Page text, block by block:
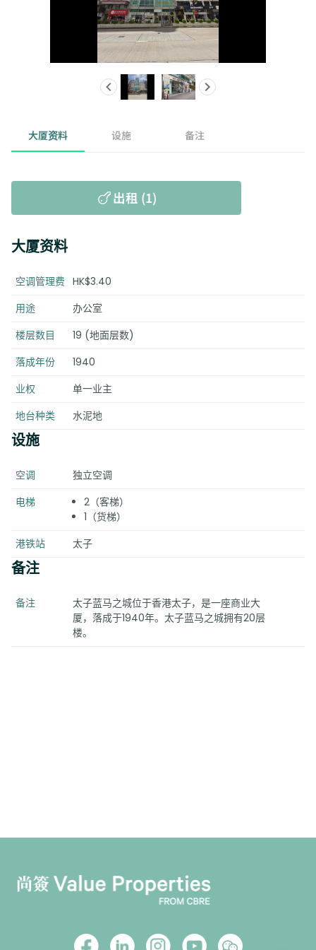
大厦资料 设施 备注
出租 (1)
大厦资料
空调管理费 HK$3.40
用途
办公室
楼层数目
19 (地面层数)
落成年份
1940
业权
单一业主
地台种类
水泥地
设施
空调
独立空调
电梯
2（客梯）
1（货梯）
港铁站
太子
备注
备注
太子蓝马之城位于香港太子，是一座商业大
厦，落成于1940年。太子蓝马之城拥有20层
楼。